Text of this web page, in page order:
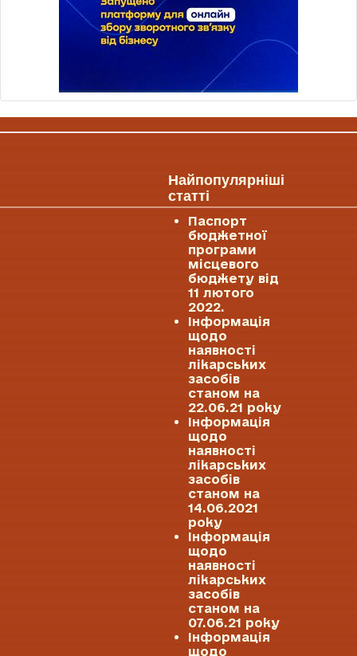
Найпопулярніші
статті
Паспорт
бюджетної
програми
місцевого
бюджету від
11 лютого
2022.
Інформація
щодо
наявності
лікарських
засобів
станом на
22.06.21 року
Інформація
щодо
наявності
лікарських
засобів
станом на
14.06.2021
року
Інформація
щодо
наявності
лікарських
засобів
станом на
07.06.21 року
Інформація
щодо